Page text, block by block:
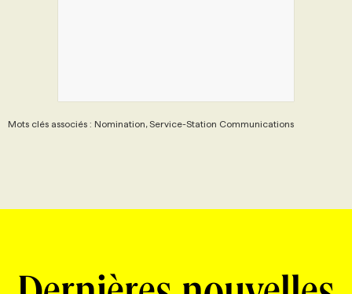
Mots clés associés : Nomination, Service-Station Communications